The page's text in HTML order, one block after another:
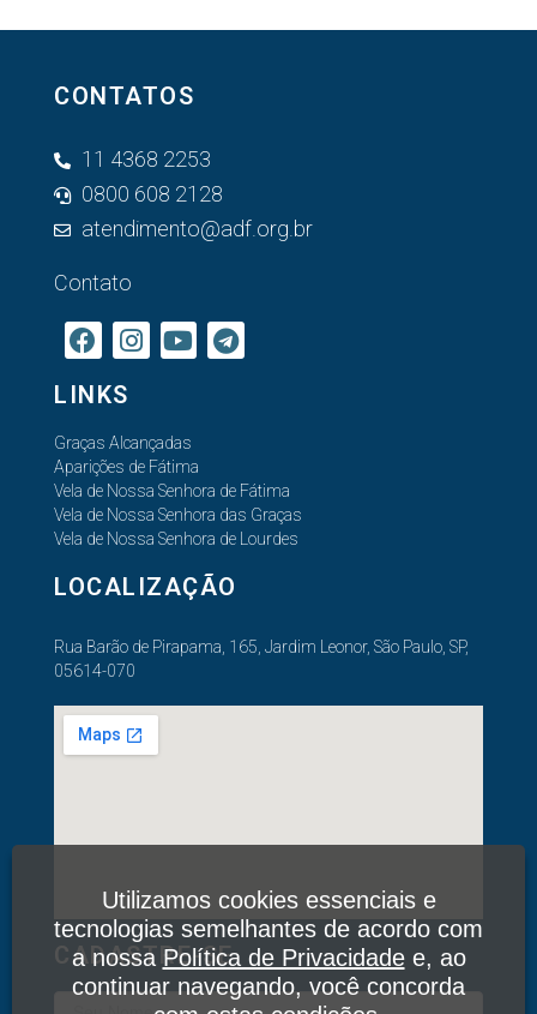
CONTATOS
11 4368 2253
0800 608 2128
atendimento@adf.org.br
Contato
LINKS
Graças Alcançadas
Aparições de Fátima
Vela de Nossa Senhora de Fátima
Vela de Nossa Senhora das Graças
Vela de Nossa Senhora de Lourdes
LOCALIZAÇÃO
Rua Barão de Pirapama, 165, Jardim Leonor, São Paulo, SP,
05614-070
CADASTRE-SE
Utilizamos cookies essenciais e
tecnologias semelhantes de acordo com
a nossaPolítica de Privacidadee, ao
continuar navegando, você concorda